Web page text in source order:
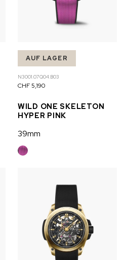
AUF LAGER
N3001.07Q04.B03
CHF 5,190
WILD ONE SKELETON
HYPER PINK
39mm